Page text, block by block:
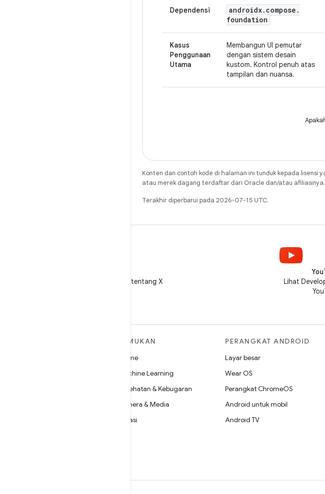
Dependensi androidx. compose .
foundation
Kasus
Penggunaan
Utama
Membangun UI pemutar
dengan sistem desain
kustom. Kontrol penuh atas
tampilan dan nuansa.
Konten dan contoh kode di halaman ini tunduk kepada lisensi
atau merek dagang terdaftar dari Oracle dan/atau afiliasinya.
Terakhir diperbarui pada 2026-07-15 UTC.
Ikuti @AndroidDev tentang X
Lihat
TEMUKAN
Game
Machine Learning
Kesehatan & Kebugaran
Kamera & Media
Privasi
PERANGKAT ANDROID
Layar besar
Wear OS
Perangkat ChromeOS
Android untuk mobil
Android TV